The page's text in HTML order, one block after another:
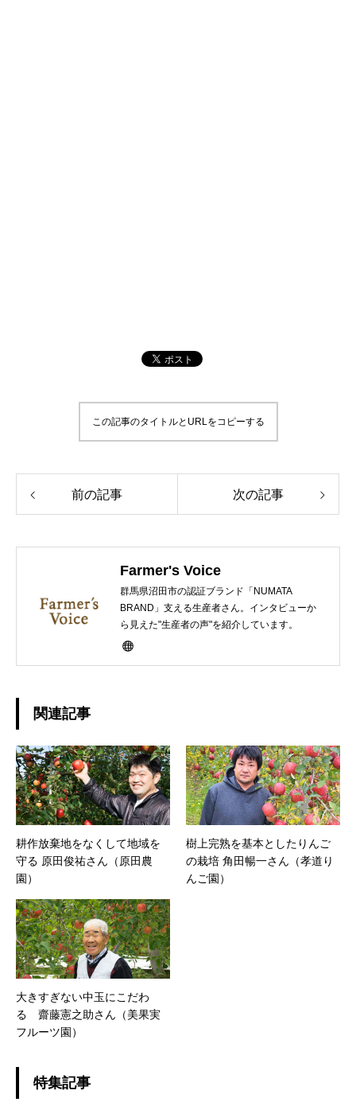
この記事のタイトルとURLをコピーする
前の記事 次の記事
Farmer's Voice
群馬県沼田市の認証ブランド「NUMATA
BRAND」支える生産者さん。インタビューか
ら見えた"生産者の声"を紹介しています。
関連記事
耕作放棄地をなくして地域を
守る 原田俊祐さん（原田農
園）
樹上完熟を基本としたりんご
の栽培 角田暢一さん（孝道り
んご園）
大きすぎない中玉にこだわ
る 齋藤憲之助さん（美果実
フルーツ園）
特集記事